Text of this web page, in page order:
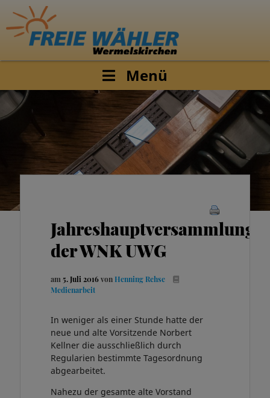
Menü
Jahreshauptversammlung
der WNK UWG
am 5. Juli 2016von Henning Rehse
Medienarbeit
In weniger als einer Stunde hatte der
neue und alte Vorsitzende Norbert
Kellner die ausschließlich durch
Regularien bestimmte Tagesordnung
abgearbeitet.
Nahezu der gesamte alte Vorstand